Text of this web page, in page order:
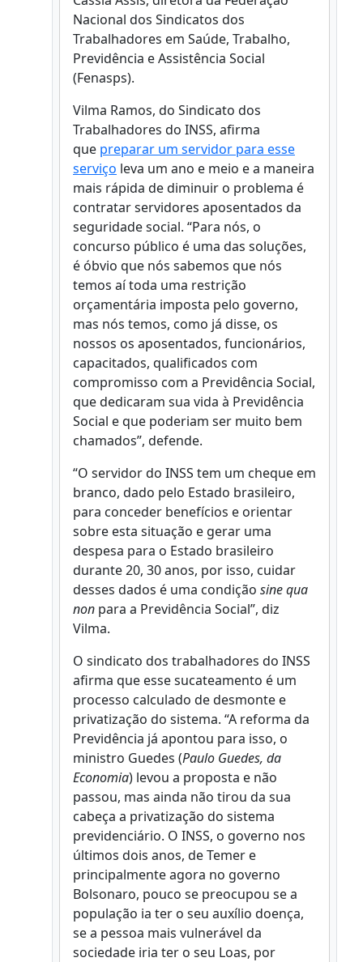
Nacional dos Sindicatos dos
Trabalhadores em Saúde, Trabalho,
Previdência e Assistência Social
(Fenasps).
Vilma Ramos, do Sindicato dos
Trabalhadores do INSS, afirma
que preparar um servidor para esse
serviço leva um ano e meio e a maneira
mais rápida de diminuir o problema é
contratar servidores aposentados da
seguridade social. “Para nós, o
concurso público é uma das soluções,
é óbvio que nós sabemos que nós
temos aí toda uma restrição
orçamentária imposta pelo governo,
mas nós temos, como já disse, os
nossos os aposentados, funcionários,
capacitados, qualificados com
compromisso com a Previdência Social,
que dedicaram sua vida à Previdência
Social e que poderiam ser muito bem
chamados”, defende.
“O servidor do INSS tem um cheque em
branco, dado pelo Estado brasileiro,
para conceder benefícios e orientar
sobre esta situação e gerar uma
despesa para o Estado brasileiro
durante 20, 30 anos, por isso, cuidar
desses dados é uma condição sine qua
non para a Previdência Social”, diz
Vilma.
O sindicato dos trabalhadores do INSS
afirma que esse sucateamento é um
processo calculado de desmonte e
privatização do sistema. “A reforma da
Previdência já apontou para isso, o
ministro Guedes (Paulo Guedes, da
Economia) levou a proposta e não
passou, mas ainda não tirou da sua
cabeça a privatização do sistema
previdenciário. O INSS, o governo nos
últimos dois anos, de Temer e
principalmente agora no governo
Bolsonaro, pouco se preocupou se a
população ia ter o seu auxílio doença,
se a pessoa mais vulnerável da
sociedade iria ter o seu Loas, por